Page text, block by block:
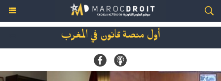
أول منصة قانون في المغرب